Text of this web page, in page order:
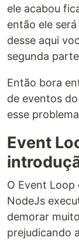
ele acabou
então ele
desse aqui
segunda
Então bora
de eventos
esse
Event
O Event Loop
NodeJs
demorar
prejudicando